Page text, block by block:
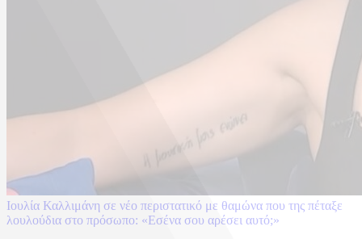
Ιουλία Καλλιμάνη σε νέο περιστατικό με θαμώνα που της πέταξε
λουλούδια στο πρόσωπο: «Εσένα σου αρέσει αυτό;»